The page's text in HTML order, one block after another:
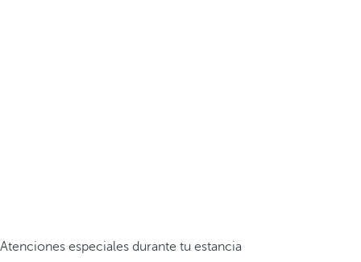
Atenciones especiales durante tu estancia